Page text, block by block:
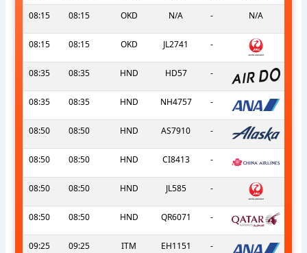
08:15
08:15 OKD N/A - N/A
08:15 08:15 OKD JL2741 -
08:35 08:35 HND HD57 -
08:35 08:35 HND NH4757 -
08:50 08:50 HND AS7910 -
08:50 08:50 HND CI8413 -
08:50 08:50 HND JL585 -
08:50 08:50 HND QR6071 -
09:25 09:25 ITM EH1151 -